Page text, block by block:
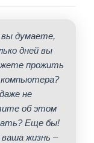
вы думаете,
дней вы
прожить
компьютера?
не
об этом
Еще бы!
жизнь –